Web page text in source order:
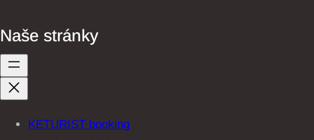
Naše stránky
KETURIST booking